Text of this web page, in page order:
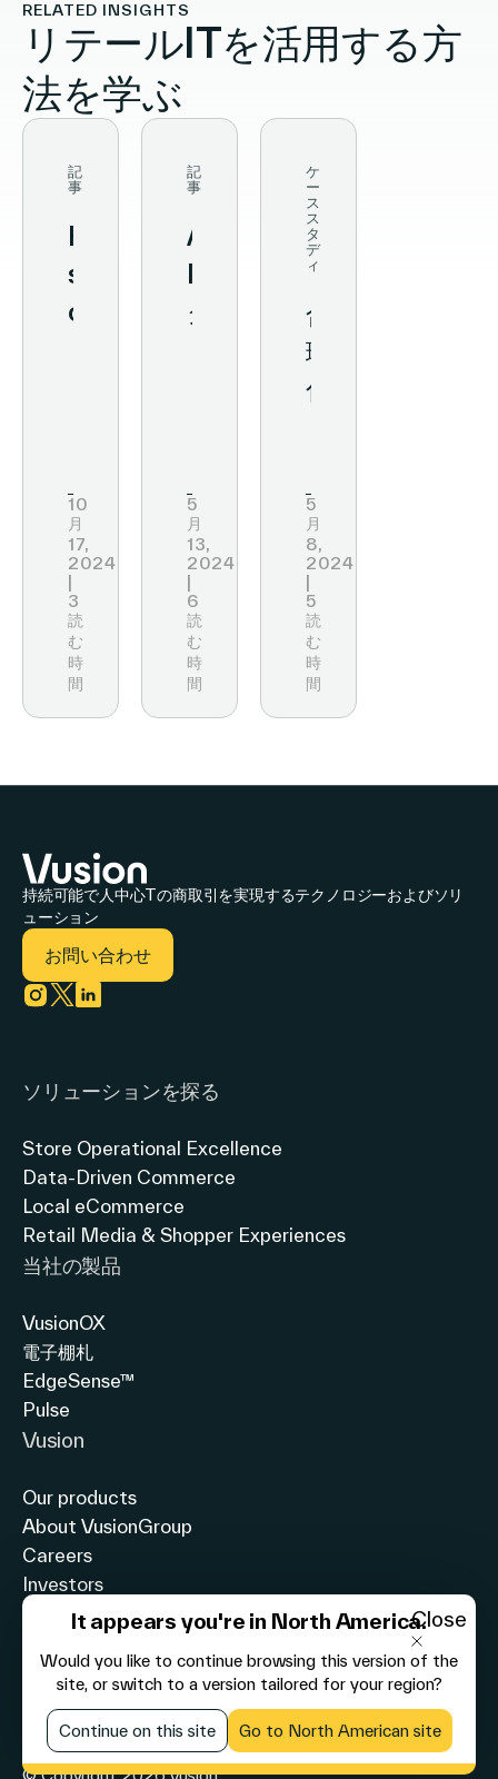
RELATED INSIGHTS
リテールITを活用する方
法を学ぶ
記
事
From
streamlined
operations
media:
the
POCO
&
VusionGroup
success
story
10
月
17,
2024
3
読
む
時
間
記
事
AI、
IoT、
ク
デ
ー
タ
で
食
料
品
5
月
13,
2024
6
読
む
時
間
ケ
ー
ス
ス
タ
デ
ィ
合
理
化
た
オ
ペ
レ
ー
シ
ク
セ
ス
ス
ト
5
月
8,
2024
5
読
む
時
間
持続可能で人中心Tの商取引を実現するテクノロジーおよびソリ
ューション
お問い合わせ
ソリューションを探る
Store Operational Excellence
Data-Driven Commerce
Local eCommerce
Retail Media & Shopper Experiences
当社の製品
VusionOX
電子棚札
EdgeSense™
Pulse
Vusion
Our products
About VusionGroup
Careers
Investors
Sustainability
個人情報の取り扱い
免責事項
Cookie Info
© Copyright 2026 Vusion
Close
It appears you're in North America.
Would you like to continue browsing this version of the
site, or switch to a version tailored for your region?
Continue on this site Go to North American site